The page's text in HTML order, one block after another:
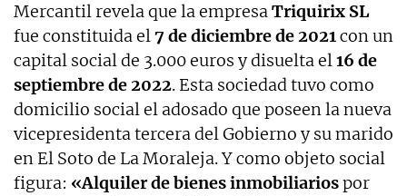
Mercantil revela que la empresaTriquirix SL
fue constituida el7 de diciembre de 2021con un
capital social de 3.000 euros y disuelta el16 de
septiembre de 2022. Esta sociedad tuvo como
domicilio social el adosado que poseen la nueva
vicepresidenta tercera del Gobierno y su marido
en El Soto de La Moraleja. Y como objeto social
figura: «Alquiler de bienes inmobiliariospor